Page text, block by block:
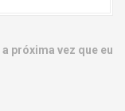
próxima vez que eu